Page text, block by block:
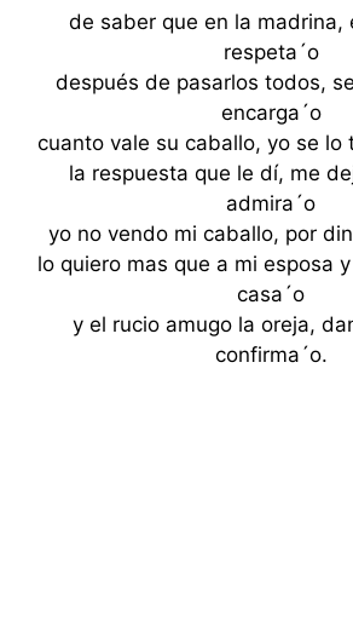
de saber que en la madrina,
respeta´o
después de pasarlos todos,
encarga´o
cuanto vale su caballo, yo se lo
la respuesta que le dí, me
admira´o
yo no vendo mi caballo, por
lo quiero mas que a mi esposa
casa´o
y el rucio amugo la oreja,
confirma´o.